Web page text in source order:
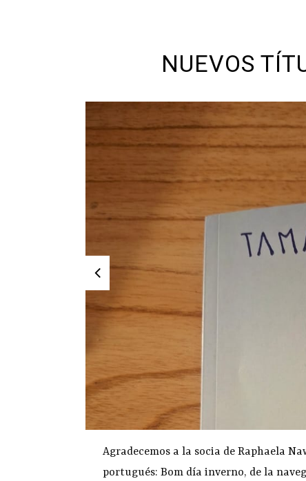
NUEVOS
Agradecemos a la socia de Raphaela
portugués: Bom día inverno, de la